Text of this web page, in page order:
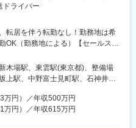
ドライバー
居を伴う転勤なし！勤務地は希
（勤務地による）【セールスド
ライバー】■関東エリア東京、埼
、茨城■東海エリア愛知、三重、岐
野、山梨■北陸エリア石川、福
知、徳島、広島、島根、岡山、山
、大分、佐賀、熊本、鹿児島、沖
木場駅、東雲駅(東京都)、整備場
上駅、中野富士見町駅、石神井公
駅(神奈川県)、久里浜駅、港南台
武蔵新城駅、昭和駅、片岡駅、南
万円）／年収500万円
万円）／年収615万円